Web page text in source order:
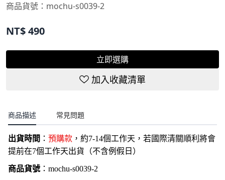
商品貨號： mochu-s0039-2
NT$490
立即選購
加入收藏清單
商品描述 常見問題
出貨時間 ： 預購款 ，約7-14個工作天，若國際清關順利將會
提前在7個工作天出貨（不含例假日）
商品貨號： mochu-s0039-2